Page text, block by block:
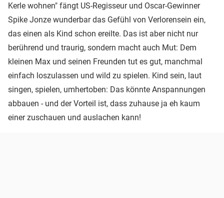
Kerle wohnen" fängt US-Regisseur und Oscar-Gewinner
Spike Jonze wunderbar das Gefühl von Verlorensein ein,
das einen als Kind schon ereilte. Das ist aber nicht nur
berührend und traurig, sondern macht auch Mut: Dem
kleinen Max und seinen Freunden tut es gut, manchmal
einfach loszulassen und wild zu spielen. Kind sein, laut
singen, spielen, umhertoben: Das könnte Anspannungen
abbauen - und der Vorteil ist, dass zuhause ja eh kaum
einer zuschauen und auslachen kann!